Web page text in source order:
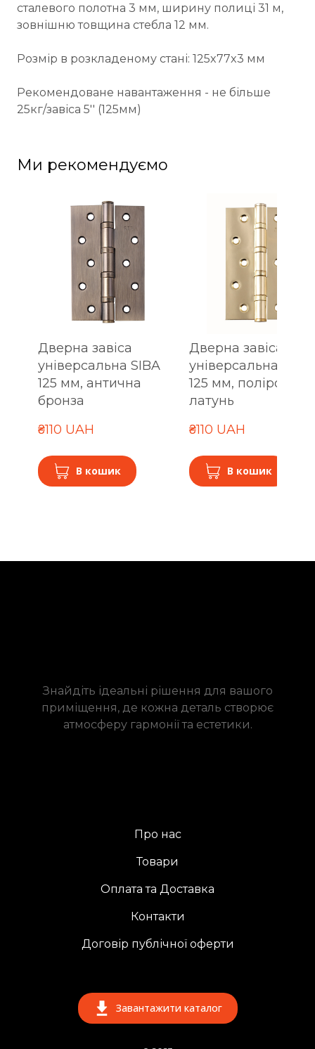
сталевого полотна 3 мм, ширину полиці 31 м,
зовнішню товщина стебла 12 мм.
Розмір в розкладеному стані: 125x77x3 мм
Рекомендоване навантаження - не більше
25кг/завіса 5'' (125мм)
Ми рекомендуємо
Дверна завіса
універсальна SIBA
125 мм, антична
бронза
₴110 UAH
В кошик
Дверна завіса
універсальна SIBA
125 мм, полірована
латунь
₴110 UAH
В кошик
Знайдіть ідеальні рішення для вашого
приміщення, де кожна деталь створює
атмосферу гармонії та естетики.
Про нас
Товари
Оплата та Доставка
Контакти
Договір публічної оферти
Завантажити каталог